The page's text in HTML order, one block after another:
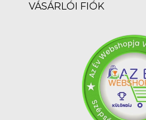
VÁSÁRLÓI FIÓK